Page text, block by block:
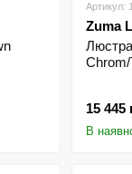
Артикул:
Zuma
15 445
В